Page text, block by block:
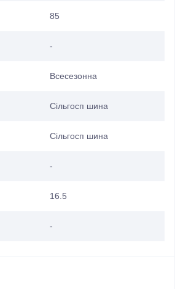
85
-
Всесезонна
Сільгосп шина
Сільгосп шина
-
16.5
-